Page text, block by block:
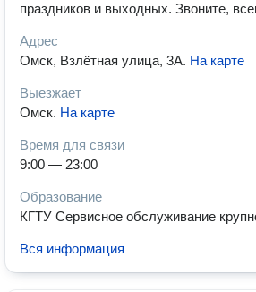
праздников и выходных. Звоните,
Адрес
Омск, Взлётная улица, 3А. На карте
Выезжает
Омск. На карте
Время для связи
9:00 — 23:00
Образование
КГТУ Сервисное обслуживание
Вся информация